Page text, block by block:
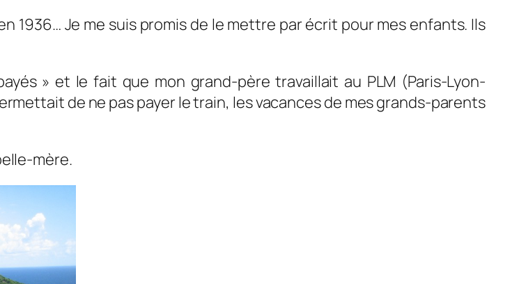
1936… Je me suis promis de le mettre par écrit pour mes enfants. Ils
» et le fait que mon grand-père travaillait au PLM (Paris-Lyon-
de ne pas payer le train, les vacances de mes grands-parents
mère.